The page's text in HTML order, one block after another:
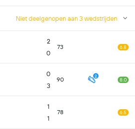
Niet deelgenopen aan 3 wedstrijden
2
0
73 6.8
0
3
90 2
8.0
1
1
78 6.5